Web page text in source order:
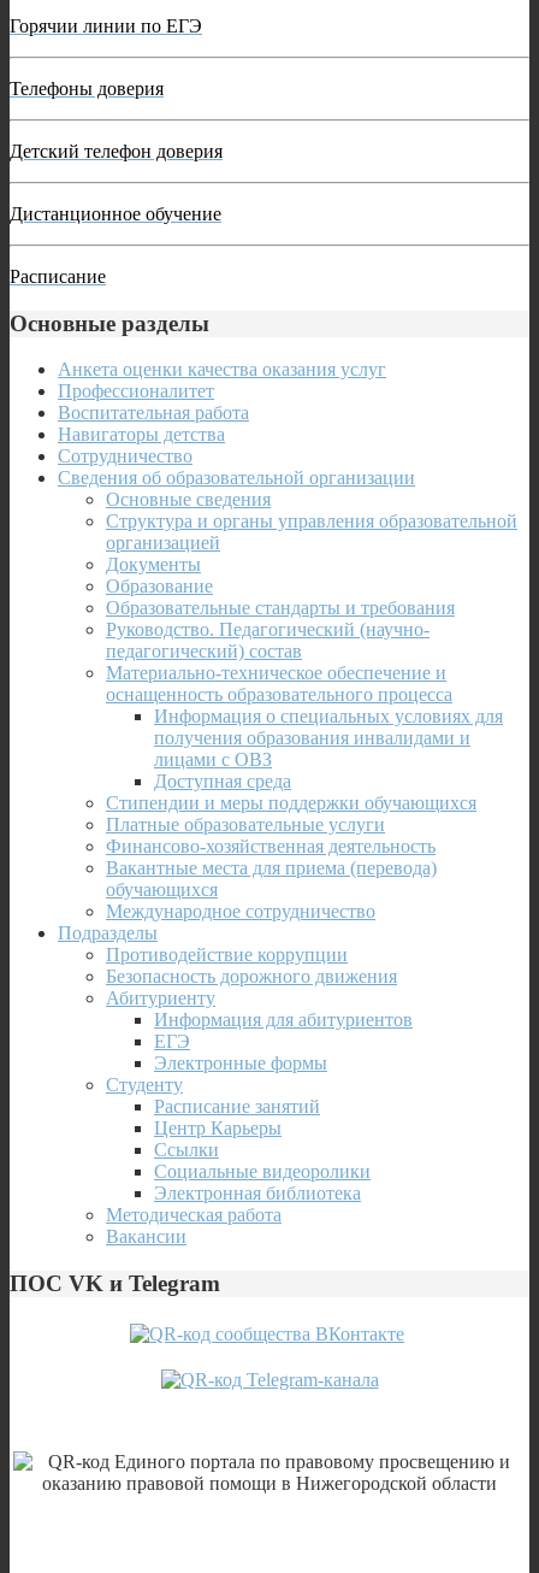
Горячии линии по ЕГЭ
Телефоны доверия
Детский телефон доверия
Дистанционное обучение
Расписание
Основные разделы
Анкета оценки качества оказания услуг
Профессионалитет
Воспитательная работа
Навигаторы детства
Сотрудничество
Сведения об образовательной организации
Основные сведения
Структура и органы управления образовательной
организацией
Документы
Образование
Образовательные стандарты и требования
Руководство. Педагогический (научно-
педагогический) состав
Материально-техническое обеспечение и
оснащенность образовательного процесса
Информация о специальных условиях для
получения образования инвалидами и
лицами с ОВЗ
Доступная среда
Стипендии и меры поддержки обучающихся
Платные образовательные услуги
Финансово-хозяйственная деятельность
Вакантные места для приема (перевода)
обучающихся
Международное сотрудничество
Подразделы
Противодействие коррупции
Безопасность дорожного движения
Абитуриенту
Информация для абитуриентов
ЕГЭ
Электронные формы
Студенту
Расписание занятий
Центр Карьеры
Ссылки
Социальные видеоролики
Электронная библиотека
Методическая работа
Вакансии
ПОС VK и Telegram